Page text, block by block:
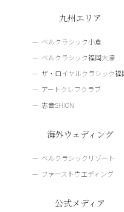
九州エリア
ベルクラシック小倉
ベルクラシック福岡大濠
ザ・ロイヤルクラシック福
アートクレフクラブ
志音SHION
海外ウェディング
ベルクラシックリゾート
ファーストウエディング
公式メディア